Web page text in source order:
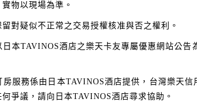
物以現場為準。
對疑似不正常之交易授權核准與否之權利。
本TAVINOS酒店之樂天卡友專屬優惠網站公
服務係由日本TAVINOS酒店提供，台灣樂天
爭議，請向日本TAVINOS酒店尋求協助。